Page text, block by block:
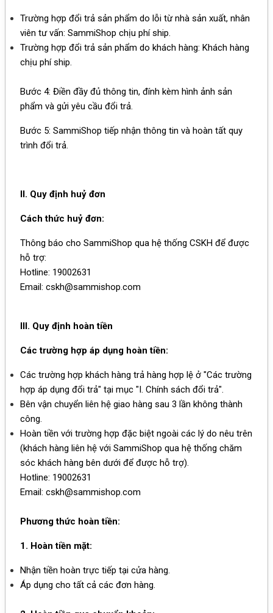
Trường hợp đổi trả sản phẩm do lỗi từ nhà sản xuất, nhân
viên tư vấn: SammiShop chịu phí ship.
Trường hợp đổi trả sản phẩm do khách hàng: Khách hàng
chịu phí ship.
Bước 4: Điền đầy đủ thông tin, đính kèm hình ảnh sản
phẩm và gửi yêu cầu đổi trả.
Bước 5: SammiShop tiếp nhận thông tin và hoàn tất quy
trình đổi trả.
II. Quy định huỷ đơn
Cách thức huỷ đơn:
Thông báo cho SammiShop qua hệ thống CSKH để được
hỗ trợ:
Hotline: 19002631
Email: cskh@sammishop.com
III. Quy định hoàn tiền
Các trường hợp áp dụng hoàn tiền:
Các trường hợp khách hàng trả hàng hợp lệ ở "Các trường
hợp áp dụng đổi trả" tại mục "I. Chính sách đổi trả".
Bên vận chuyển liên hệ giao hàng sau 3 lần không thành
công.
Hoàn tiền với trường hợp đặc biệt ngoài các lý do nêu trên
(khách hàng liên hệ với SammiShop qua hệ thống chăm
sóc khách hàng bên dưới để được hỗ trợ).
Hotline: 19002631
Email: cskh@sammishop.com
Phương thức hoàn tiền:
1. Hoàn tiền mặt:
Nhận tiền hoàn trực tiếp tại cửa hàng.
Áp dụng cho tất cả các đơn hàng.